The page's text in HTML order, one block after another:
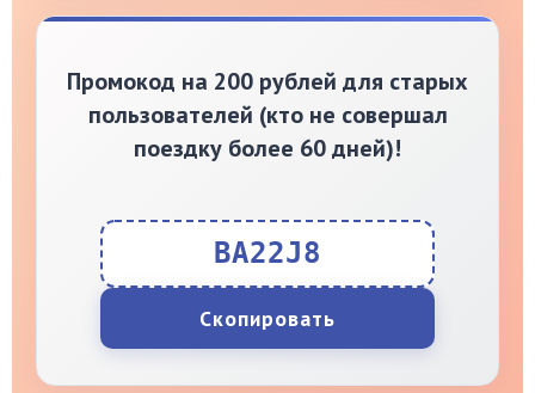
Промокод на 200 рублей для старых
пользователей (кто не совершал
поездку более 60 дней)!
BA22J8
Скопировать